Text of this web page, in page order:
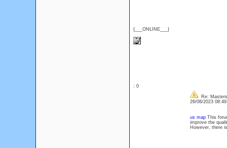
{___ONLINE___}
: 0
Re:
26/08/2023
us mapThis
improve the
However, there